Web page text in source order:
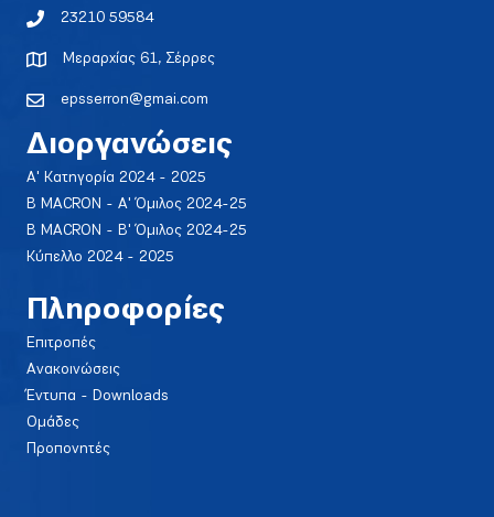
23210 59584
Μεραρχίας 61, Σέρρες
epsserron@gmai.com
Διοργανώσεις
Α' Κατηγορία 2024 - 2025
Β MACRON - Α' Όμιλος 2024-25
Β MACRON - Β' Όμιλος 2024-25
Κύπελλο 2024 - 2025
Πληροφορίες
Επιτροπές
Ανακοινώσεις
Έντυπα - Downloads
Ομάδες
Προπονητές